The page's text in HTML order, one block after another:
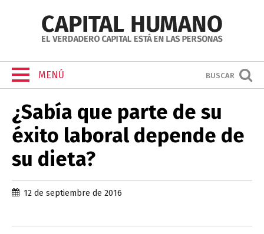
MENÚ BUSCAR
¿Sabía que parte de su
éxito laboral depende de
su dieta?
12 de septiembre de 2016